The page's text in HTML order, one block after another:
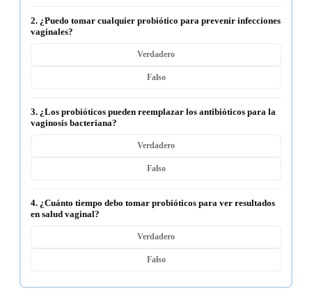
2. ¿Puedo tomar cualquier probiótico para prevenir infecciones
vaginales?
Verdadero
Falso
3. ¿Los probióticos pueden reemplazar los antibióticos para la
vaginosis bacteriana?
Verdadero
Falso
4. ¿Cuánto tiempo debo tomar probióticos para ver resultados
en salud vaginal?
Verdadero
Falso